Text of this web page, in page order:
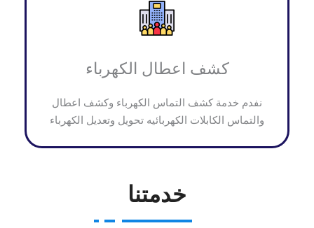
كشف اعطال الكهرباء
نفدم خدمة كشف التماس الكهرباء وكشف اعطال
والتماس الكابلات الكهربائيه تحويل وتعديل الكهرباء
خدمتنا